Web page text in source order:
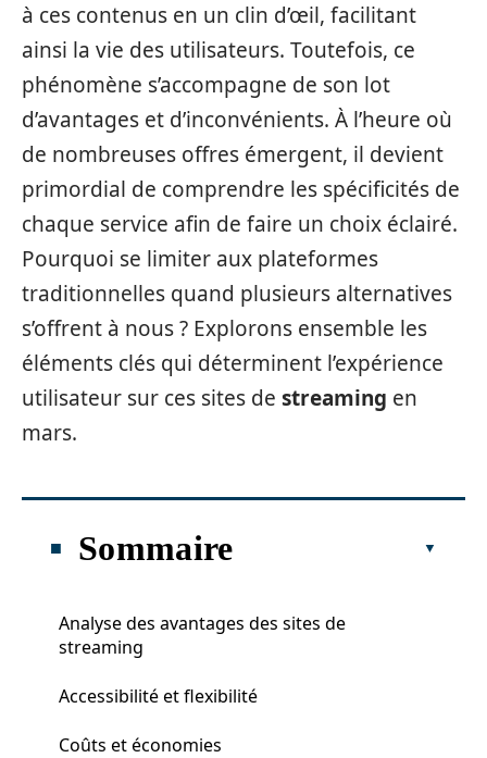
à ces contenus en un clin d’œil, facilitant
ainsi la vie des utilisateurs. Toutefois, ce
phénomène s’accompagne de son lot
d’avantages et d’inconvénients. À l’heure où
de nombreuses offres émergent, il devient
primordial de comprendre les spécificités de
chaque service afin de faire un choix éclairé.
Pourquoi se limiter aux plateformes
traditionnelles quand plusieurs alternatives
s’offrent à nous ? Explorons ensemble les
éléments clés qui déterminent l’expérience
utilisateur sur ces sites de streaming en
mars.
Sommaire
Analyse des avantages des sites de
streaming
Accessibilité et flexibilité
Coûts et économies